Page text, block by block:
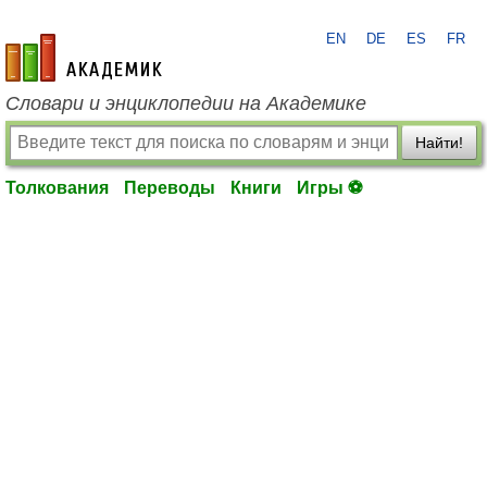
academic.ru
EN DE ES FR
Словари и энциклопедии на Академике
Найти!
Толкования Переводы Книги Игры ⚽